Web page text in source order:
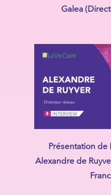
Galea
Présentation de
Alexandre de